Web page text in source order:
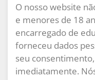
O nosso website
e menores de 18
encarregado de
forneceu dados
seu
imediatamente.